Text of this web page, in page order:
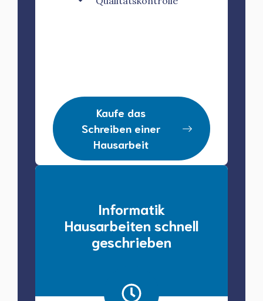
Kaufe das
Schreiben einer
Hausarbeit
Informatik
Hausarbeiten schnell
geschrieben